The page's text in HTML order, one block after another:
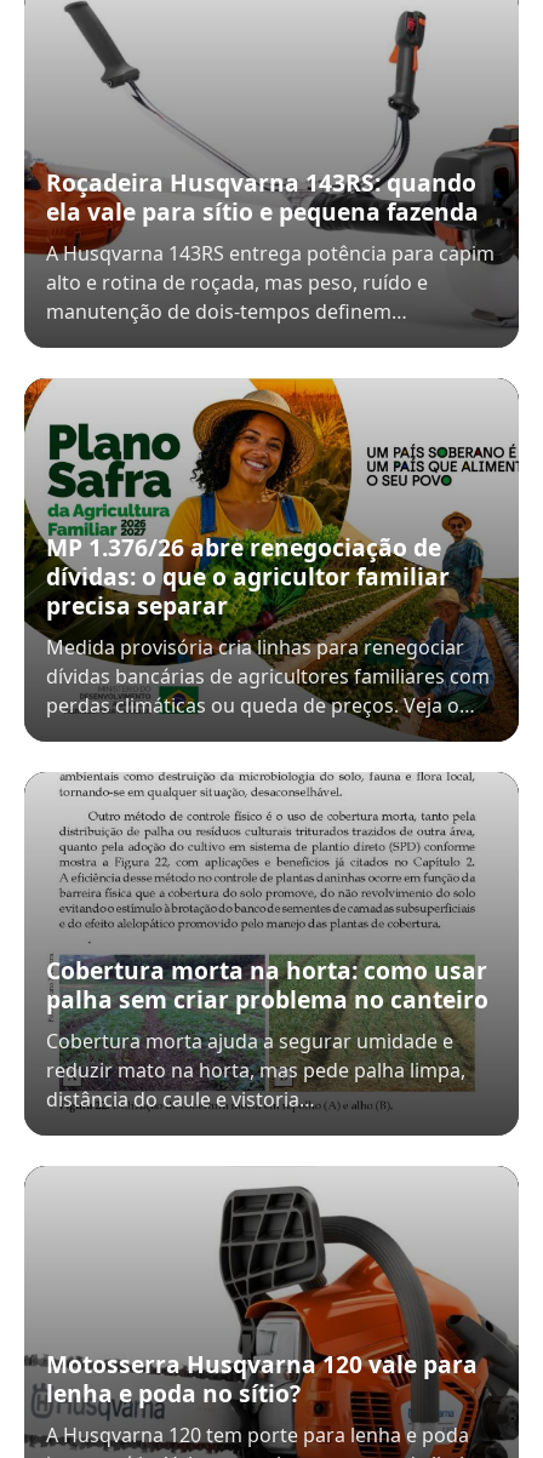
Roçadeira Husqvarna 143RS: quando
ela vale para sítio e pequena fazenda
A Husqvarna 143RS entrega potência para capim
alto e rotina de roçada, mas peso, ruído e
manutenção de dois-tempos definem…
MP 1.376/26 abre renegociação de
dívidas: o que o agricultor familiar
precisa separar
Medida provisória cria linhas para renegociar
dívidas bancárias de agricultores familiares com
perdas climáticas ou queda de preços. Veja o…
Cobertura morta na horta: como usar
palha sem criar problema no canteiro
Cobertura morta ajuda a segurar umidade e
reduzir mato na horta, mas pede palha limpa,
distância do caule e vistoria…
Motosserra Husqvarna 120 vale para
lenha e poda no sítio?
A Husqvarna 120 tem porte para lenha e poda